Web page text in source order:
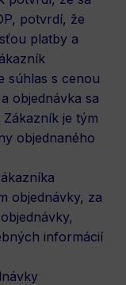
potvrdí, že
platby a
súhlas s cenou
objednávka sa
je tým
objednaného
objednávky, za
informácií